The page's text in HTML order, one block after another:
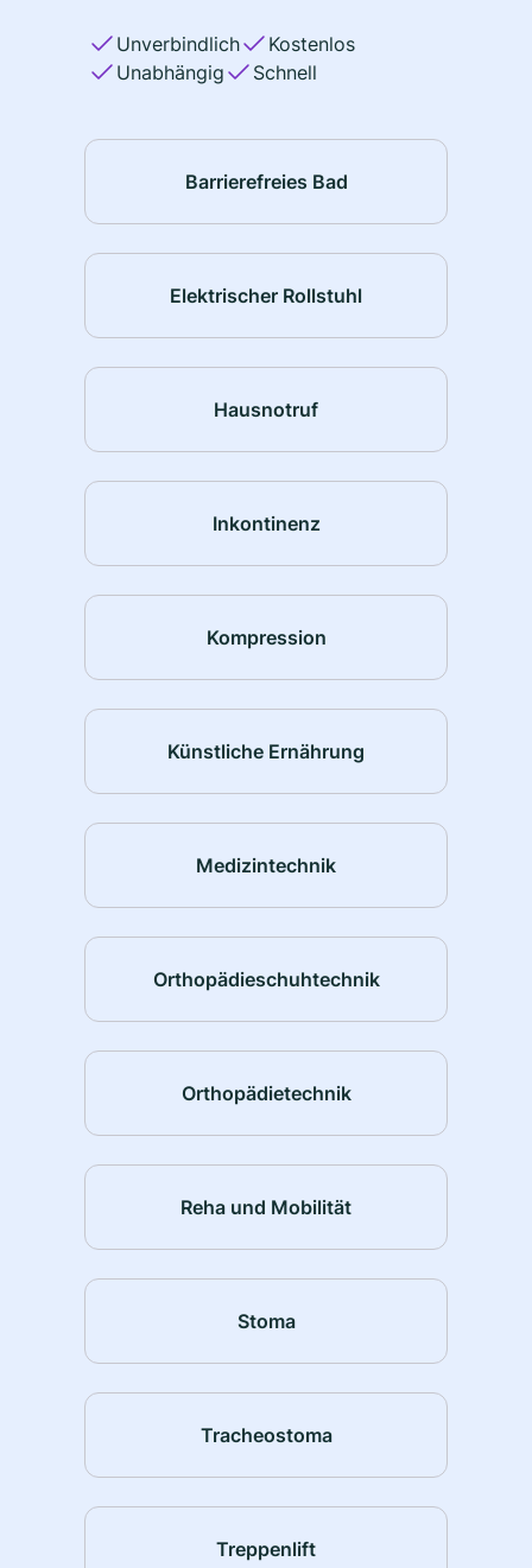
Unverbindlich
Kostenlos
Unabhängig
Schnell
Barrierefreies Bad
Elektrischer Rollstuhl
Hausnotruf
Inkontinenz
Kompression
Künstliche Ernährung
Medizintechnik
Orthopädieschuhtechnik
Orthopädietechnik
Reha und Mobilität
Stoma
Tracheostoma
Treppenlift